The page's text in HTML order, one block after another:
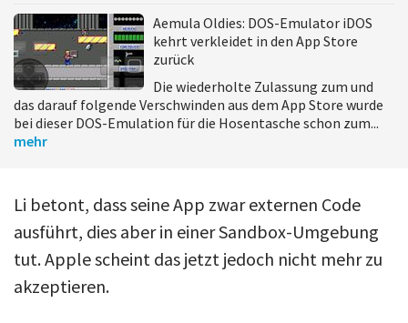
Aemula Oldies: DOS-Emulator iDOS
kehrt verkleidet in den App Store
zurück
Die wiederholte Zulassung zum und
das darauf folgende Verschwinden aus dem App Store wurde
bei dieser DOS-Emulation für die Hosentasche schon zum...
mehr
Li betont, dass seine App zwar externen Code
ausführt, dies aber in einer Sandbox-Umgebung
tut. Apple scheint das jetzt jedoch nicht mehr zu
akzeptieren.